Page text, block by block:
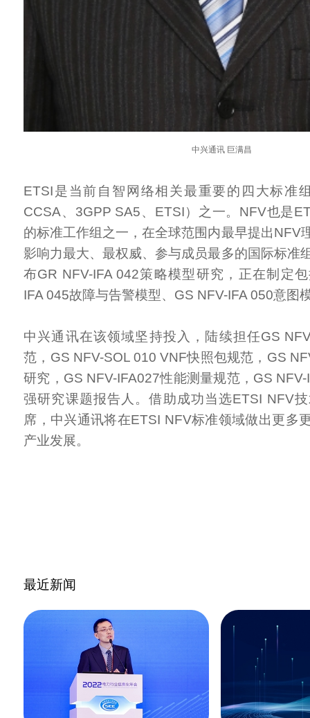
中兴通讯 巨满昌
ETSI是当前自智网络相关最重要的四大标准
CCSA、3GPP SA5、ETSI）之一。NFV也是
的标准工作组之一，在全球范围内最早提出NFV
影响力最大、最权威、参与成员最多的国际标准
布GR NFV-IFA 042策略模型研究，正在制定
IFA 045故障与告警模型、GS NFV-IFA 050意图
中兴通讯在该领域坚持投入，陆续担任GS
范，GS NFV-SOL 010 VNF快照包规范，GS
研究，GS NFV-IFA027性能测量规范，GS
强研究课题报告人。借助成功当选ETSI NFV
席，中兴通讯将在ETSI NFV标准领域做出更多
产业发展。
最近新闻